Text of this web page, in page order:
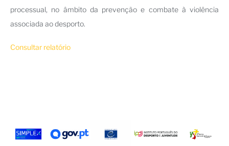
processual, no âmbito da prevenção e combate à violência
associada ao desporto.
Consultar relatório